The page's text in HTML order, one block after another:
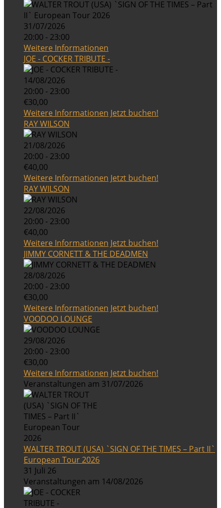
31/07/2026
20:00 - 23:00
Weitere Informationen
JOE - COCKER TRIBUTE -
14/08/2026
20:00 - 23:00
€30,00
Weitere Informationen Jetzt buchen!
RAY WILSON
21/08/2026
20:00 - 23:00
€40,00
Weitere Informationen Jetzt buchen!
RAY WILSON
22/08/2026
20:00 - 23:00
€40,00
Weitere Informationen Jetzt buchen!
JIMMY CORNETT & THE DEADMEN
28/08/2026
20:00 - 23:00
€30,00
Weitere Informationen Jetzt buchen!
VOODOO LOUNGE
29/08/2026
20:00 - 23:00
€30,00
Weitere Informationen Jetzt buchen!
Veranstaltungen am 31/07/2026
WALTER TROUT (USA) `SIGN OF THE TIMES – Part II`
European Tour 2026
31 Juli 26
Veranstaltungen am 14/08/2026